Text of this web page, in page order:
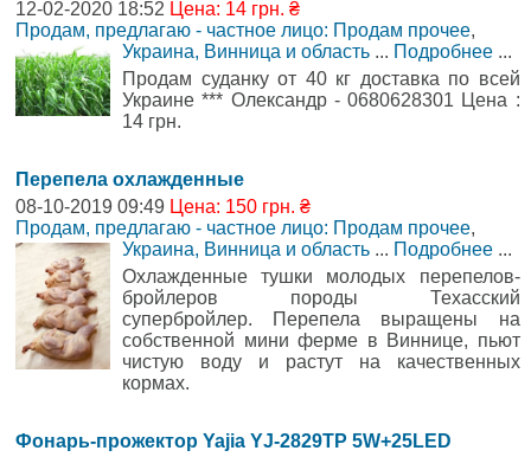
12-02-2020 18:52 Цена: 14 грн. ₴
Продам, предлагаю - частное лицо: Продам прочее,
Украина, Винница и область ... Подробнее ...
Продам суданку от 40 кг доставка по всей
Украине *** Олександр - 0680628301 Цена :
14 грн.
Перепела охлажденные
08-10-2019 09:49 Цена: 150 грн. ₴
Продам, предлагаю - частное лицо: Продам прочее,
Украина, Винница и область ... Подробнее ...
Охлажденные тушки молодых перепелов-
бройлеров породы Техасский
супербройлер. Перепела выращены на
собственной мини ферме в Виннице, пьют
чистую воду и растут на качественных
кормах.
Фонарь-прожектор Yajia YJ-2829TP 5W+25LED